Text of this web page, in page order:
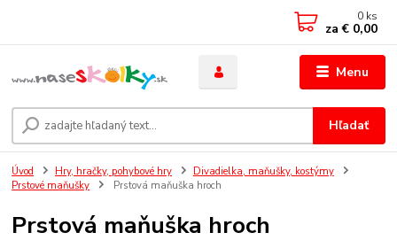
Menu
Hľadať
0 ks
za € 0,00
Úvod Hry, hračky, pohybové hry
Divadielka, maňušky, kostýmy
Prstové maňušky
Prstová maňuška hroch
Prstová maňuška hroch